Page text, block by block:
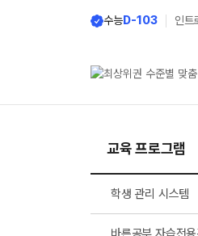
수능D-103 인트
교육 프로그램
학생 관리 시스템